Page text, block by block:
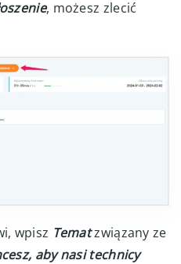
, możesz zlecić
wpisz Tematzwiązany ze
aby nasi technicy